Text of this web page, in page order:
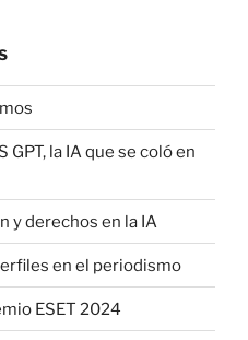
la IA que se coló en
y derechos en la IA
en el periodismo
ESET 2024